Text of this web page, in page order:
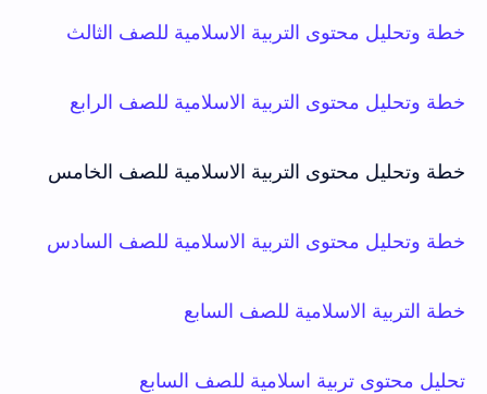
خطة وتحليل محتوى التربية الاسلامية للصف الثالث
خطة وتحليل محتوى التربية الاسلامية للصف الرابع
خطة وتحليل محتوى التربية الاسلامية للصف الخامس
خطة وتحليل محتوى التربية الاسلامية للصف السادس
خطة التربية الاسلامية للصف السابع
تحليل محتوى تربية اسلامية للصف السابع